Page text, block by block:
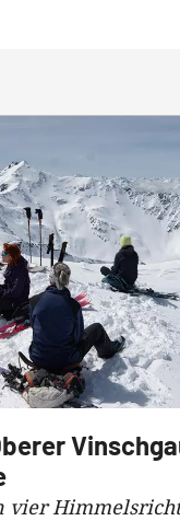
vier